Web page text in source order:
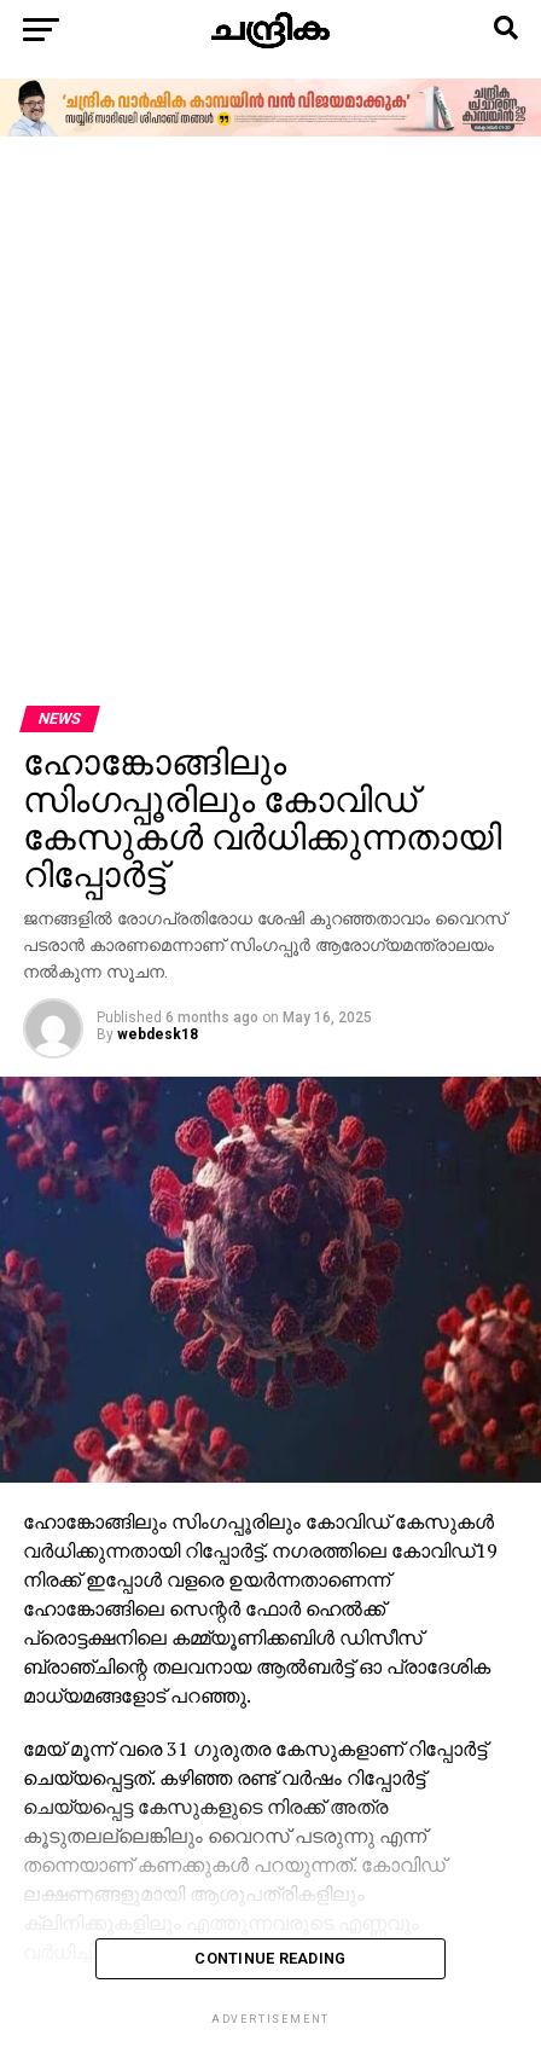
NEWS
ഹോങ്കോങ്ങിലും
സിംഗപ്പൂരിലും കോവിഡ്
കേസുകള്‍ വര്‍ധിക്കുന്നതായി
റിപ്പോര്‍ട്ട്
ജനങ്ങളില്‍ രോഗപ്രതിരോധ ശേഷി കുറഞ്ഞതാവാം വൈറസ്
പടരാന്‍ കാരണമെന്നാണ് സിംഗപ്പൂര്‍ ആരോഗ്യമന്ത്രാലയം
നല്‍കുന്ന സൂചന.
Published 6 months ago on May 16, 2025
By webdesk18
ഹോങ്കോങ്ങിലും സിംഗപ്പൂരിലും കോവിഡ് കേസുകള്‍
വര്‍ധിക്കുന്നതായി റിപ്പോര്‍ട്ട്. നഗരത്തിലെ കോവിഡ്19
നിരക്ക് ഇപ്പോള്‍ വളരെ ഉയര്‍ന്നതാണെന്ന്
ഹോങ്കോങ്ങിലെ സെന്റര്‍ ഫോര്‍ ഹെല്‍ക്ക്
പ്രൊട്ടക്ഷനിലെ കമ്മ്യൂണിക്കബിള്‍ ഡിസീസ്
ബ്രാഞ്ചിന്റെ തലവനായ ആല്‍ബര്‍ട്ട് ഓ പ്രാദേശിക
മാധ്യമങ്ങളോട് പറഞ്ഞു.
മേയ് മൂന്ന് വരെ 31 ഗുരുതര കേസുകളാണ് റിപ്പോര്‍ട്ട്
ചെയ്യപ്പെട്ടത്. കഴിഞ്ഞ രണ്ട് വര്‍ഷം റിപ്പോര്‍ട്ട്
ചെയ്യപ്പെട്ട കേസുകളുടെ നിരക്ക് അത്ര
കൂടുതലല്ലെങ്കിലും വൈറസ് പടരുന്നു എന്ന്
തന്നെയാണ് കണക്കുകള്‍ പറയുന്നത്. കോവിഡ്
ലക്ഷണങ്ങളുമായി ആശുപത്രികളിലും
വര്‍ധിച്ചിട്ടുണ്ട്.
CONTINUE READING
ADVERTISEMENT